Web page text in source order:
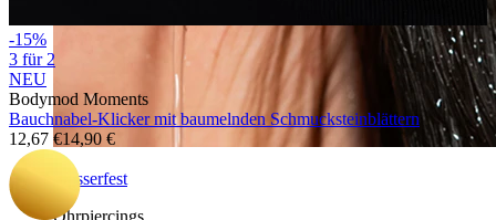
Wasserfest
Ohrpiercings
-15%
3 für 2
NEU
Bodymod Moments
Bauchnabel-Klicker mit baumelnden Schmucksteinblättern
12,67 €14,90 €